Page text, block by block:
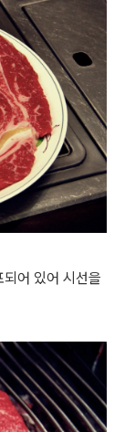
어 있어 시선을